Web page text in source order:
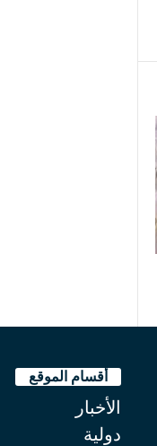
أقسام الموقع
الأخبار
دولية